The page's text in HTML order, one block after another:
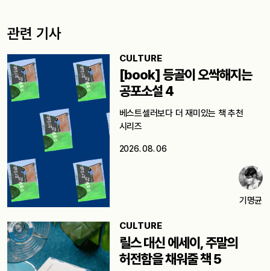
관련 기사
CULTURE
[book] 등골이 오싹해지는
공포소설 4
베스트셀러보다 더 재미있는 책 추천
시리즈
2026. 08. 06
기명균
CULTURE
릴스 대신 에세이, 주말의
허전함을 채워줄 책 5